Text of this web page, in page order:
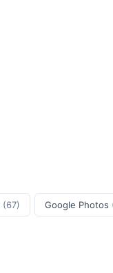
(67) Google Photos